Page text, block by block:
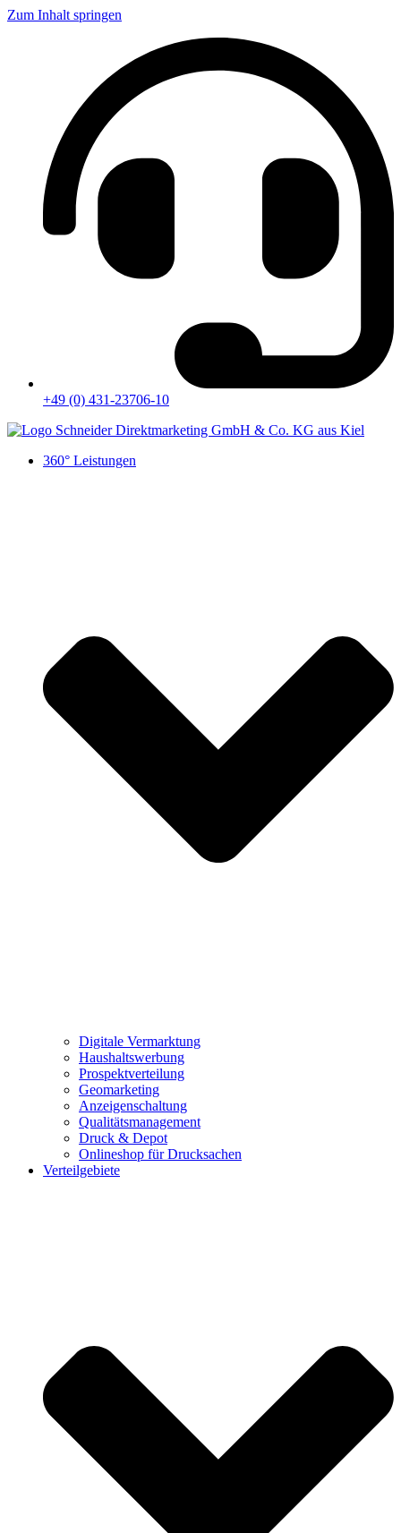
Zum Inhalt springen
+49 (0) 431-23706-10
360° Leistungen
Digitale Vermarktung
Haushaltswerbung
Prospektverteilung
Geomarketing
Anzeigenschaltung
Qualitätsmanagement
Druck & Depot
Onlineshop für Drucksachen
Verteilgebiete